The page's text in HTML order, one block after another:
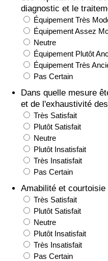
diagnostic et le
Équipement Très
Équipement Assez
Neutre
Équipement Plutôt
Équipement Très
Pas Certain
Dans quelle mesure
et de l'exhaustivité
Très Satisfait
Plutôt Satisfait
Neutre
Plutôt Insatisfait
Très Insatisfait
Pas Certain
Amabilité et courtoisie
Très Satisfait
Plutôt Satisfait
Neutre
Plutôt Insatisfait
Très Insatisfait
Pas Certain
Pollution
Indice de Pollution
Indice de pollution
Indice de Pollution par
Trafic
Indice de Trafic
Indice de Trafic par Pays